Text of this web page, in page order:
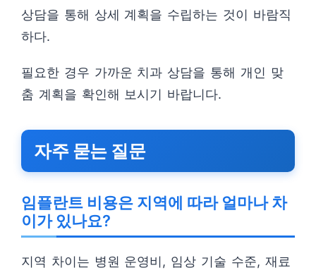
상담을 통해 상세 계획을 수립하는 것이 바람직
하다.
필요한 경우 가까운 치과 상담을 통해 개인 맞
춤 계획을 확인해 보시기 바랍니다.
자주 묻는 질문
임플란트 비용은 지역에 따라 얼마나 차
이가 있나요?
지역 차이는 병원 운영비, 임상 기술 수준, 재료